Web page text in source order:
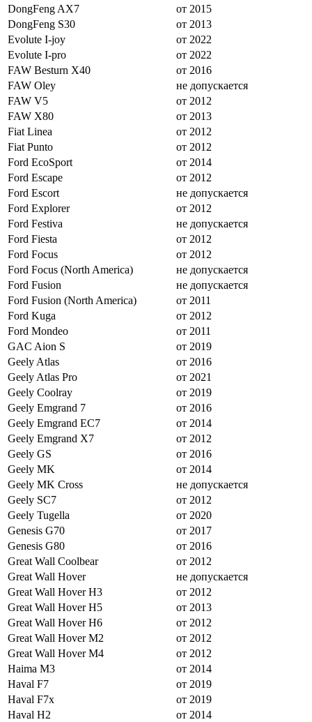
DongFeng AX7
от 2015
DongFeng S30
от 2013
Evolute I-joy
от 2022
Evolute I-pro
от 2022
FAW Besturn X40
от 2016
FAW Oley
не допускается
FAW V5
от 2012
FAW X80
от 2013
Fiat Linea
от 2012
Fiat Punto
от 2012
Ford EcoSport
от 2014
Ford Escape
от 2012
Ford Escort
не допускается
Ford Explorer
от 2012
Ford Festiva
не допускается
Ford Fiesta
от 2012
Ford Focus
от 2012
Ford Focus (North America)
не допускается
Ford Fusion
не допускается
Ford Fusion (North America)
от 2011
Ford Kuga
от 2012
Ford Mondeo
от 2011
GAC Aion S
от 2019
Geely Atlas
от 2016
Geely Atlas Pro
от 2021
Geely Coolray
от 2019
Geely Emgrand 7
от 2016
Geely Emgrand EC7
от 2014
Geely Emgrand X7
от 2012
Geely GS
от 2016
Geely MK
от 2014
Geely MK Cross
не допускается
Geely SC7
от 2012
Geely Tugella
от 2020
Genesis G70
от 2017
Genesis G80
от 2016
Great Wall Coolbear
от 2012
Great Wall Hover
не допускается
Great Wall Hover H3
от 2012
Great Wall Hover H5
от 2013
Great Wall Hover H6
от 2012
Great Wall Hover M2
от 2012
Great Wall Hover M4
от 2012
Haima M3
от 2014
Haval F7
от 2019
Haval F7x
от 2019
Haval H2
от 2014